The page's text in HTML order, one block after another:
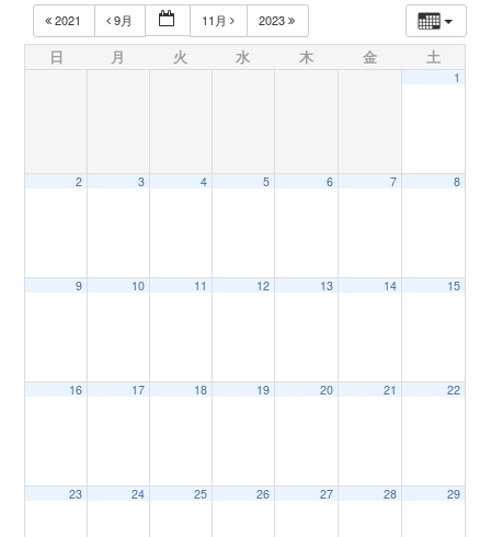
o
2021 9月 11月 2023
日 月 火 水 木 金 土
1
2 3 4 5 6 7 8
9 10 11 12 13 14 15
16 17 18 19 20 21 22
23 24 25 26 27 28 29